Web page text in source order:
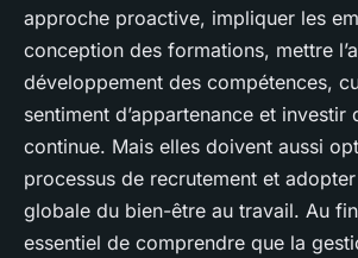
approche proactive, impliquer les
conception des formations, mettre
développement des compétences,
sentiment d’appartenance et
continue. Mais elles doivent aussi
processus de recrutement et
globale du bien-être au travail. Au
essentiel de comprendre que la